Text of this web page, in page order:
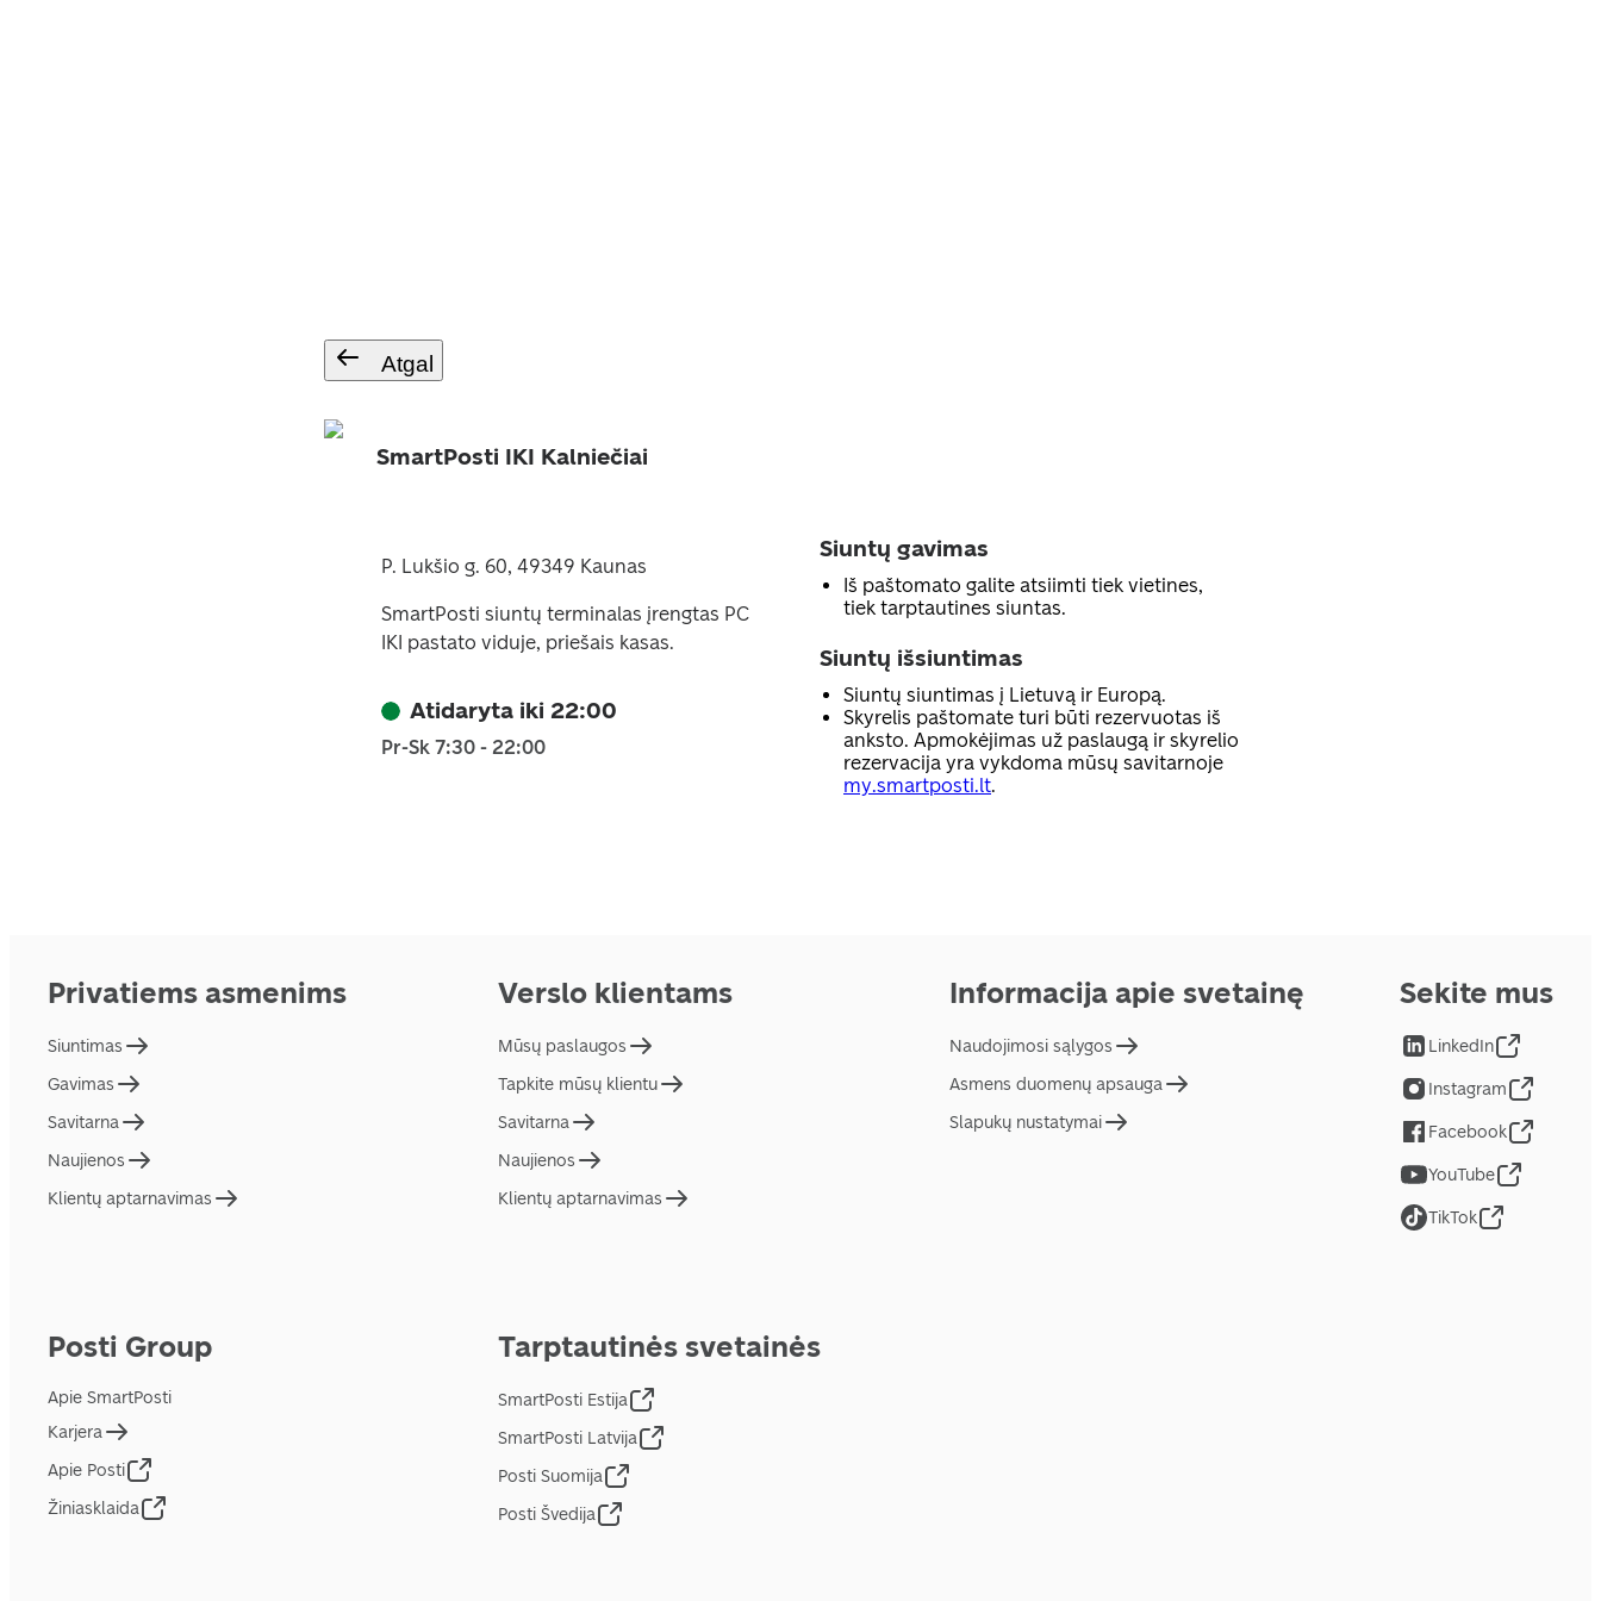
Atgal
SmartPosti IKI Kalniečiai
P. Lukšio g. 60, 49349 Kaunas
SmartPosti siuntų terminalas įrengtas PC
IKI pastato viduje, priešais kasas.
Atidaryta iki 22:00
Pr-Sk 7:30 - 22:00
Siuntų gavimas
Iš paštomato galite atsiimti tiek vietines,
tiek tarptautines siuntas.
Siuntų išsiuntimas
Siuntų siuntimas į Lietuvą ir Europą.
Skyrelis paštomate turi būti rezervuotas iš
anksto. Apmokėjimas už paslaugą ir skyrelio
rezervacija yra vykdoma mūsų savitarnoje
my.smartposti.lt.
Privatiems asmenims
Siuntimas
Gavimas
Savitarna
Naujienos
Klientų aptarnavimas
Verslo klientams
Mūsų paslaugos
Tapkite mūsų klientu
Savitarna
Naujienos
Klientų aptarnavimas
Informacija apie svetainę
Naudojimosi sąlygos
Asmens duomenų apsauga
Slapukų nustatymai
Posti Group
Apie SmartPosti
Karjera
Apie Posti
Žiniasklaida
Tarptautinės svetainės
SmartPosti Estija
SmartPosti Latvija
Posti Suomija
Posti Švedija
Sekite mus
LinkedIn
Instagram
Facebook
YouTube
TikTok